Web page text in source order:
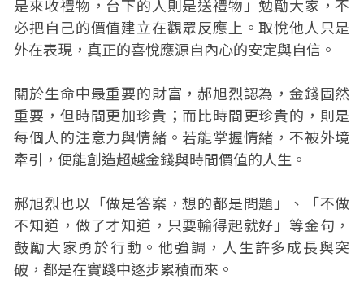
是來收禮物，台下的人則是送禮物」勉勵大家，不
必把自己的價值建立在觀眾反應上。取悅他人只是
外在表現，真正的喜悅應源自內心的安定與自信。
關於生命中最重要的財富，郝旭烈認為，金錢固然
重要，但時間更加珍貴；而比時間更珍貴的，則是
每個人的注意力與情緒。若能掌握情緒，不被外境
牽引，便能創造超越金錢與時間價值的人生。
郝旭烈也以「做是答案，想的都是問題」、「不做
不知道，做了才知道，只要輸得起就好」等金句，
鼓勵大家勇於行動。他強調，人生許多成長與突
破，都是在實踐中逐步累積而來。